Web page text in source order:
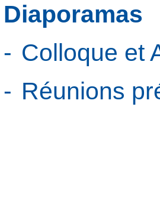
Diaporamas
Colloque et
Réunions